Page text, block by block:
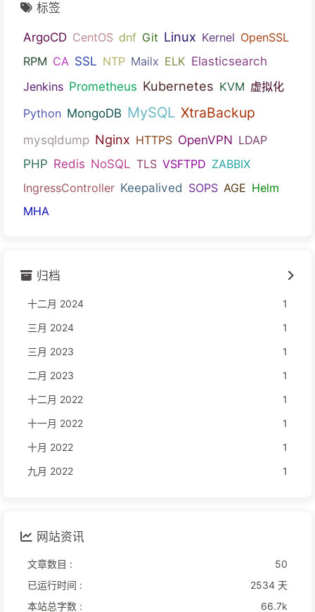
标签
ArgoCD CentOS dnf Git Linux Kernel OpenSSL
RPM CA SSL NTP Mailx ELK Elasticsearch
Jenkins Prometheus Kubernetes KVM 虚拟化
Python MongoDB MySQL XtraBackup
mysqldump Nginx HTTPS OpenVPN LDAP
PHP Redis NoSQL TLS VSFTPD ZABBIX
IngressController Keepalived SOPS AGE Helm
MHA
归档
十二月 2024
1
三月 2024
1
三月 2023
1
二月 2023
1
十二月 2022
1
十一月 2022
1
十月 2022
1
九月 2022
1
网站资讯
文章数目 :
50
已运行时间 :
2534 天
本站总字数 :
66.7k